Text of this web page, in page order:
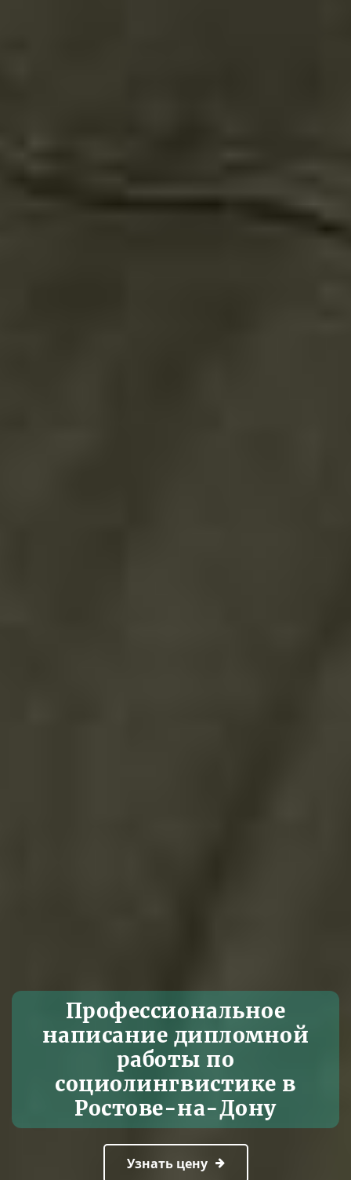
Профессиональное
написание дипломной
работы по
социолингвистике в
Ростове-на-Дону
Узнать цену